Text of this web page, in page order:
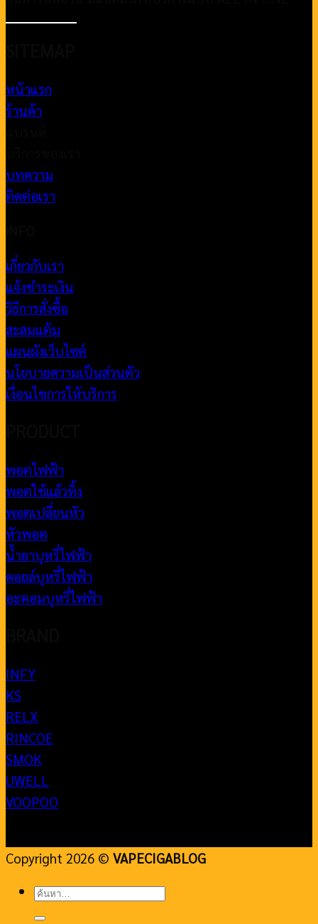
หน้าแรก
ร้านค้า
บทความ
ติดต่อเรา
เกี่ยวกับเรา
แจ้งชำระเงิน
วิธีการสั่งซื้อ
สะสมแต้ม
แผนผังเว็บไซต์
นโยบายความเป็นส่วนตัว
เงื่อนไขการให้บริการ
พอตไฟฟ้า
พอตใช้แล้วทิ้ง
พอตเปลี่ยนหัว
หัวพอต
น้ำยาบุหรี่ไฟฟ้า
คอยล์บุหรี่ไฟฟ้า
อะตอมบุหรี่ไฟฟ้า
INFY
KS
RELX
RINCOE
SMOK
UWELL
VOOPOO
Copyright 2026 © VAPECIGABLOG
ค้นหา: